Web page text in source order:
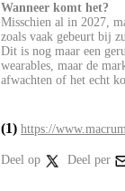
Wanneer komt het?
Misschien al in 2027,
zoals vaak gebeurt bij
Dit is nog maar een
wearables, maar de
afwachten of het echt
(1) https://
Deel op Deel per